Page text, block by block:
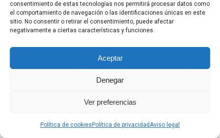
consentimiento de estas tecnologías nos permitirá procesar datos como
el comportamiento de navegación o las identificaciones únicas en este
sitio. No consentir o retirar el consentimiento, puede afectar
negativamente a ciertas características y funciones.
Aceptar
Denegar
Ver preferencias
Política de cookies Política de privacidadAviso legal
Por ejemplo, se habla de las fases de “presentación de
contenidos”, “práctica de esos contenidos” y
“producción más original de los contenidos ya
ideales y juegos muy detallados para la práctica de los